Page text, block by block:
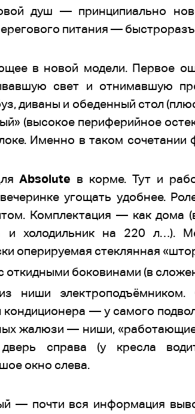
душ — принципиально
питания —
в новой модели. Первое
свет и отнимавшую
диваны и обеденный стол
(высокое периферийное
Именно в таком
Absolute в корме. Тут и
угощать удобнее.
Комплектация — как дома
и холодильник на 220 л…).
оперируемая стеклянная
откидными боковинами (в
ниши
— у самого
жалюзи — ниши,
справа (у кресла
окно слева.
— почти вся информация